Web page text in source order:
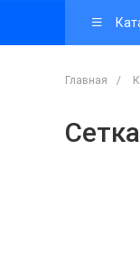
Главная /